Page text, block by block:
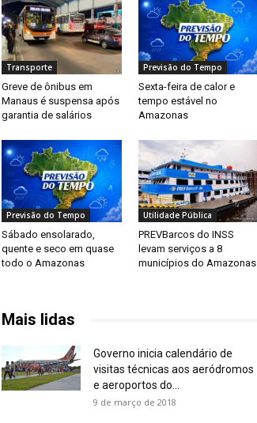
Transporte
Greve de ônibus em
Manaus é suspensa após
garantia de salários
Previsão do Tempo
Sexta-feira de calor e
tempo estável no
Amazonas
Previsão do Tempo
Sábado ensolarado,
quente e seco em quase
todo o Amazonas
Utilidade Pública
PREVBarcos do INSS
levam serviços a 8
municípios do Amazonas
Mais lidas
Governo inicia calendário de
visitas técnicas aos aeródromos
e aeroportos do...
9 de março de 2018